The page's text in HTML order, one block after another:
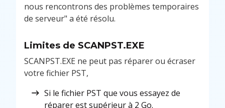
nous rencontrons des problèmes temporaires
de serveur" a été résolu.
Limites de SCANPST.EXE
SCANPST.EXE ne peut pas réparer ou écraser
votre fichier PST,
Si le fichier PST que vous essayez de
réparer est supérieur à 2 Go.